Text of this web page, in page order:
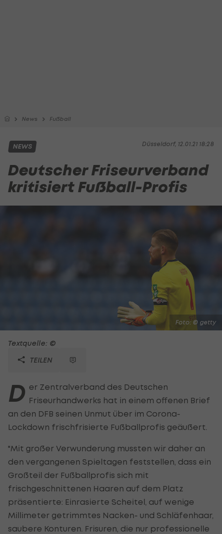
News Fußball
Düsseldorf, 12.01.21 18:28
NEWS
Deutscher Friseurverband
kritisiert Fußball-Profis
Foto: © getty
Textquelle: ©
TEILEN
D er Zentralverband des Deutschen
Friseurhandwerks hat in einem offenen Brief
an den DFB seinen Unmut über im Corona-
Lockdown frischfrisierte Fußballprofis geäußert.
"Mit großer Verwunderung mussten wir daher an
den vergangenen Spieltagen feststellen, dass ein
Großteil der Fußballprofis sich mit
frischgeschnittenen Haaren auf dem Platz
präsentierte: Einrasierte Scheitel, auf wenige
Millimeter getrimmtes Nacken- und Schläfenhaar,
saubere Konturen. Frisuren, die nur professionelle